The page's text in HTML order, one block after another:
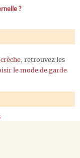
?
, retrouvez les
le mode de garde